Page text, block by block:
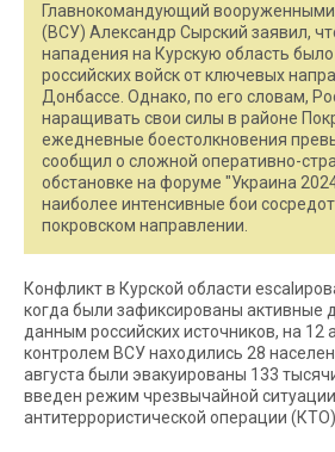
Главнокомандующий
(ВСУ) Александр Сырский заявил,
нападения на Курскую область
российских войск от ключевых
Донбассе. Однако, по его словам,
наращивать свои силы в районе
ежедневные боестолкновения
сообщил о сложной оперативно-
обстановке на форуме "Украина
наиболее интенсивные бои
покровском направлении.
Конфликт в Курской области
когда были зафиксированы активные
данным российских источников, на 12
контролем ВСУ находились 28
августа были эвакуированы 133
введен режим чрезвычайной
антитеррористической операции